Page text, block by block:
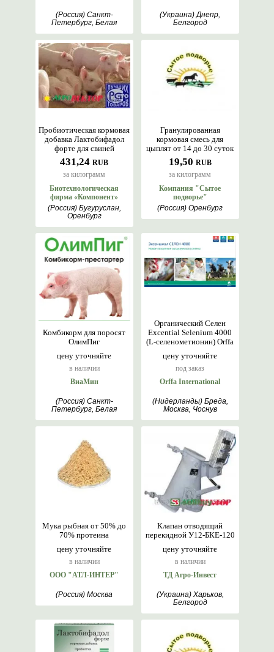
(Россия) Санкт-
Петербург, Белая
Москва, Оренбург,
Курган
(Украина) Днепр,
Белгород
431,24 RUB
за килограмм
Пробиотическая кормовая
добавка Лактобифадол
форте для свиней
Биотехнологическая
фирма «Компонент»
(Россия) Бугуруслан,
Оренбург
19,50 RUB
за килограмм
Гранулированная
кормовая смесь для
цыплят от 14 до 30 суток
Компания "Сытое
подворье"
(Россия) Оренбург
цену уточняйте
в наличии
Комбикорм для поросят
ОлимПиг
ВиаМин
(Россия) Санкт-
Петербург, Белая
Москва, Оренбург,
цену уточняйте
под заказ
Органический Селен
Excential Selenium 4000
(L-селенометионин) Orffa
Orffa International
(Нидерланды) Бреда,
Москва, Чоснув
цену уточняйте
в наличии
Мука рыбная от 50% до
70% протеина
ООО "АТЛ-ИНТЕР"
(Россия) Москва
цену уточняйте
в наличии
Клапан отводящий
перекидной У12-БКЕ-120
ТД Агро-Инвест
(Украина) Харьков,
Белгород